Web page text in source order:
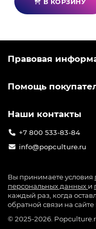
В КОРЗИНУ
Правовая
Помощь
Наши контакты
+7 800 533-83-84
info@popculture.ru
Вы принимаете условия
персональных данных и
каждый раз, когда
обратной связи на
© 2025-2026.